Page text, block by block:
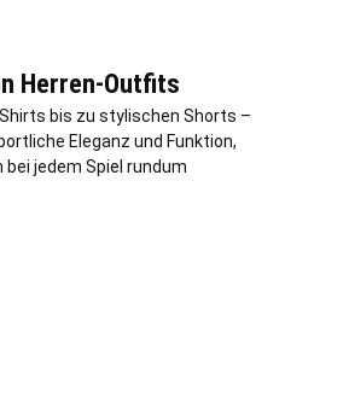
Herren-Outfits
bis zu stylischen Shorts –
Eleganz und Funktion,
bei jedem Spiel rundum